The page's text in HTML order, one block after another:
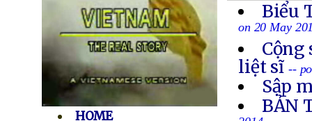
HOME
Biểu
on 20 May
Cộng
liệt sĩ --
Sập
BẢN